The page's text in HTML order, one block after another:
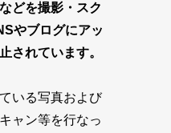
どを撮影・スク
やブログにアッ
されています。
いる写真および
ャン等を行なっ